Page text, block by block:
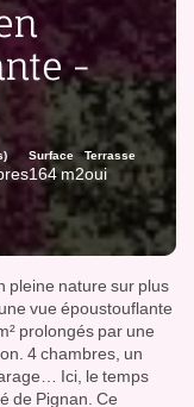
-
Surface
164 m2
Terrasse
oui
pleine nature sur plus
vue époustouflante
prolongés par une
4 chambres, un
Ici, le temps
de Pignan. Ce